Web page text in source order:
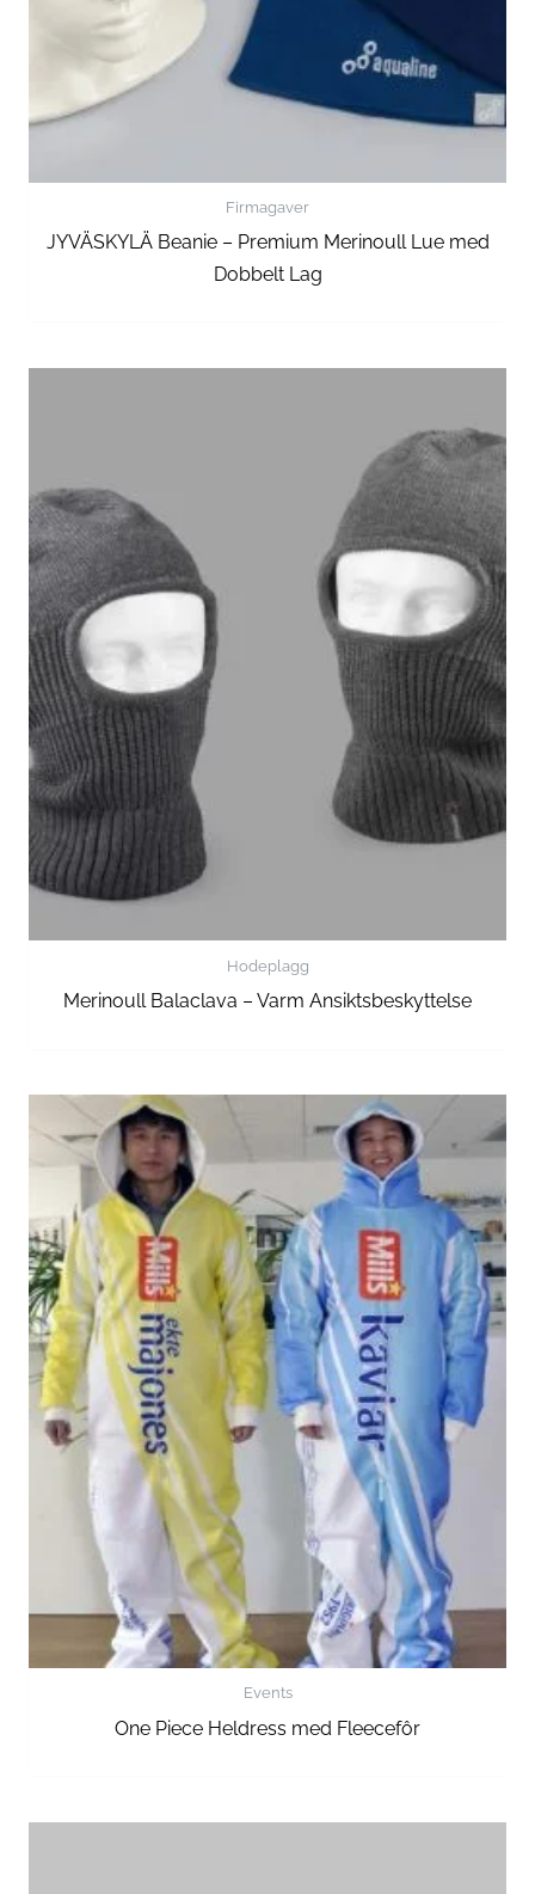
Firmagaver
JYVÄSKYLÄ Beanie – Premium Merinoull Lue med
Dobbelt Lag
Hodeplagg
Merinoull Balaclava – Varm Ansiktsbeskyttelse
Events
One Piece Heldress med Fleecefôr